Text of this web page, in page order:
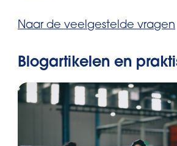
Naar de veelgestelde vragen
Blogartikelen en